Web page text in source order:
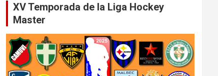
XV Temporada de la Liga Hockey
Master